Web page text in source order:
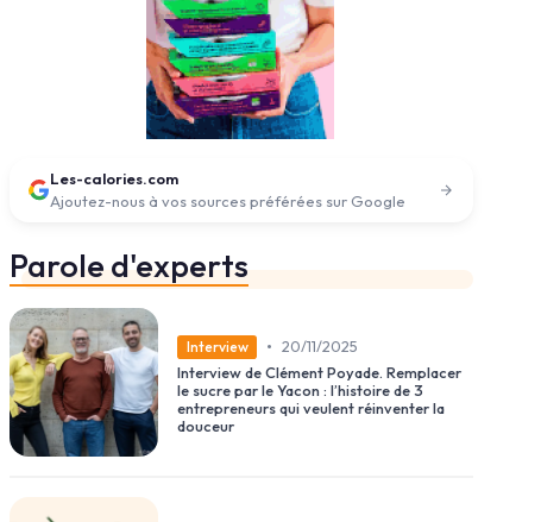
Les-calories.com
Ajoutez-nous à vos sources préférées sur Google
Parole d'experts
Interview • 20/11/2025
Interview de Clément Poyade. Remplacer
le sucre par le Yacon : l’histoire de 3
entrepreneurs qui veulent réinventer la
douceur